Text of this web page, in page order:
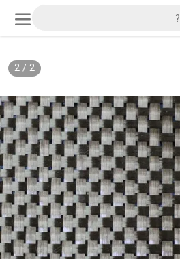
2
/
2